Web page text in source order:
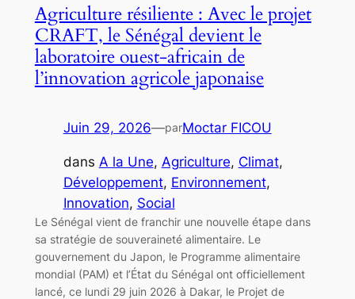
Agriculture résiliente : Avec le projet
CRAFT, le Sénégal devient le
laboratoire ouest-africain de
l’innovation agricole japonaise
Juin 29, 2026—parMoctar FICOU
dans A la Une, Agriculture, Climat
Développement, Environnement
Innovation, Social
Le Sénégal vient de franchir une nouvelle étape dans
sa stratégie de souveraineté alimentaire. Le
gouvernement du Japon, le Programme alimentaire
mondial (PAM) et l’État du Sénégal ont officiellement
lancé, ce lundi 29 juin 2026 à Dakar, le Projet de